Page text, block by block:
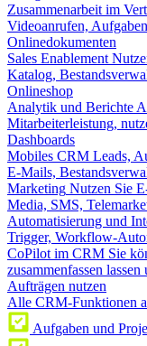
Zusammenarbeit im
Videoanrufen,
Onlinedokumenten
Sales Enablement
Katalog,
Onlineshop
Analytik und Berichte
Mitarbeiterleistung,
Dashboards
Mobiles CRM Leads,
E-Mails,
Marketing Nutzen Sie
Media, SMS,
Automatisierung und
Trigger, Workflow-
CoPilot im CRM Sie
zusammenfassen
Aufträgen nutzen
Alle CRM-Funktionen
Aufgaben und